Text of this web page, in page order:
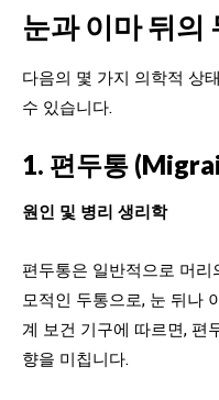
눈과 이마 뒤의
다음의 몇 가지 의학적 상
수 있습니다.
1. 편두통
원인 및 병리 생리학
편두통은 일반적으로 머
모적인 두통으로, 눈 뒤나
계 보건 기구에 따르면, 편
향을 미칩니다.